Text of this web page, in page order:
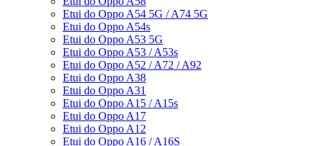
Etui do Oppo A54 5G / A74 5G
Etui do Oppo A54s
Etui do Oppo A53 5G
Etui do Oppo A53 / A53s
Etui do Oppo A52 / A72 / A92
Etui do Oppo A38
Etui do Oppo A31
Etui do Oppo A15 / A15s
Etui do Oppo A17
Etui do Oppo A12
Etui do Oppo A16 / A16S